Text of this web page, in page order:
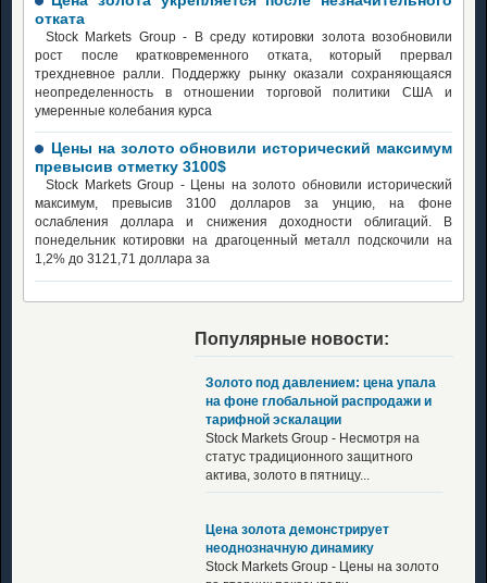
отката
Stock Markets Group - В среду котировки золота возобновили
рост после кратковременного отката, который прервал
трехдневное ралли. Поддержку рынку оказали сохраняющаяся
неопределенность в отношении торговой политики США и
умеренные колебания курса
Цены на золото обновили исторический максимум
превысив отметку 3100$
Stock Markets Group - Цены на золото обновили исторический
максимум, превысив 3100 долларов за унцию, на фоне
ослабления доллара и снижения доходности облигаций. В
понедельник котировки на драгоценный металл подскочили на
1,2% до 3121,71 доллара за
Популярные новости:
Золото под давлением: цена упала
на фоне глобальной распродажи и
тарифной эскалации
Stock Markets Group - Несмотря на
статус традиционного защитного
актива, золото в пятницу...
Цена золота демонстрирует
неоднозначную динамику
Stock Markets Group - Цены на золото